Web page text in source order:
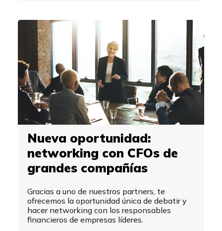
Nueva oportunidad:
networking con CFOs de
grandes compañías
Gracias a uno de nuestros partners, te
ofrecemos la oportunidad única de debatir y
hacer networking con los responsables
financieros de empresas líderes.